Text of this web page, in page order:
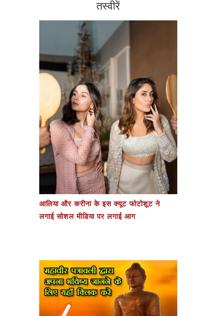
तस्वीरें
आलिया और करीना के इस क्यूट फोटोशूट ने
लगाई सोशल मीडिया पर लगाई आग